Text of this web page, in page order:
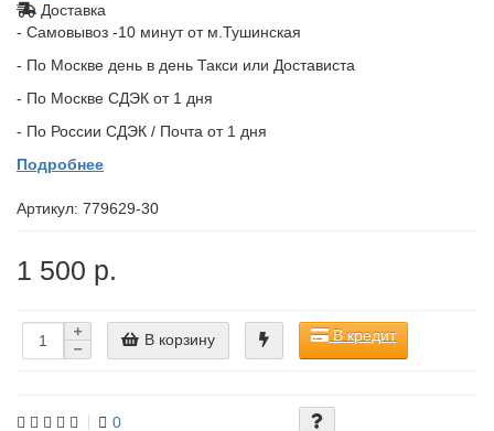
Доставка
- Самовывоз -10 минут от м.Тушинская
- По Москве день в день Такси или Достависта
- По Москве СДЭК от 1 дня
- По России СДЭК / Почта от 1 дня
Подробнее
Артикул: 779629-30
1 500 р.
В корзину В кредит
0